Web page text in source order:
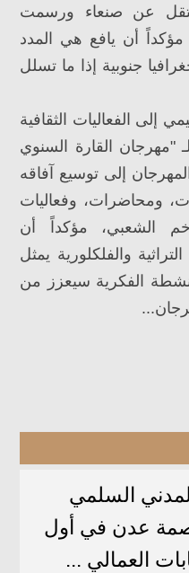
عن صنعاء ورسمت
أن يافع هي المدد
جنوبية إذا ما تسلل
الفعاليات الثقافية
"مهرجان القارة السنوي
إلى توسيع آفاقه
ومحاضرات، وفعاليات
الشعبي، مؤكداً أن
والفلكلورية يمثل
الفكرية سيعزز من
السلمي
عدن في أول
العمالي ...